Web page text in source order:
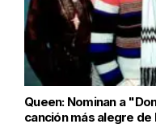
Queen: Nominan a
canción más alegre de